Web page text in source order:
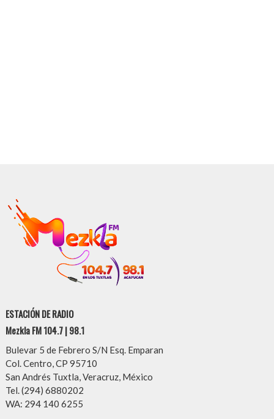
ESTACIÓN DE RADIO
Mezkla FM 104.7 | 98.1
Bulevar 5 de Febrero S/N Esq. Emparan
Col. Centro, CP 95710
San Andrés Tuxtla, Veracruz, México
Tel. (294) 6880202
WA: 294 140 6255